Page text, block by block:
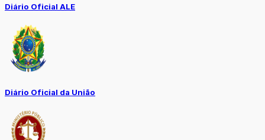
Diário Oficial ALE
Diário Oficial da União